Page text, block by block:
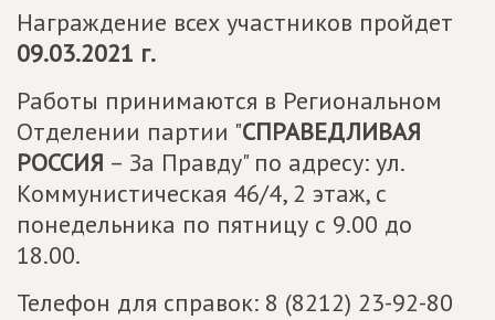
Награждение всех участников пройдет
09.03.2021 г.
Работы принимаются в Региональном
Отделении партии "СПРАВЕДЛИВАЯ
РОССИЯ – За Правду" по адресу: ул.
Коммунистическая 46/4, 2 этаж, с
понедельника по пятницу с 9.00 до
18.00.
Телефон для справок: 8 (8212) 23-92-80